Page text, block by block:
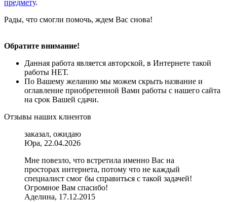
предмету.
Рады, что смогли помочь, ждем Вас снова!
Обратите внимание!
Данная работа является авторской, в Интернете такой
работы НЕТ.
По Вашему желанию мы можем скрыть название и
оглавление приобретенной Вами работы с нашего сайта
на срок Вашей сдачи.
Отзывы наших клиентов
заказал, ожидаю
Юра, 22.04.2026
Мне повезло, что встретила именно Вас на
просторах интернета, потому что не каждый
специалист смог бы справиться с такой задачей!
Огромное Вам спасибо!
Аделина, 17.12.2015